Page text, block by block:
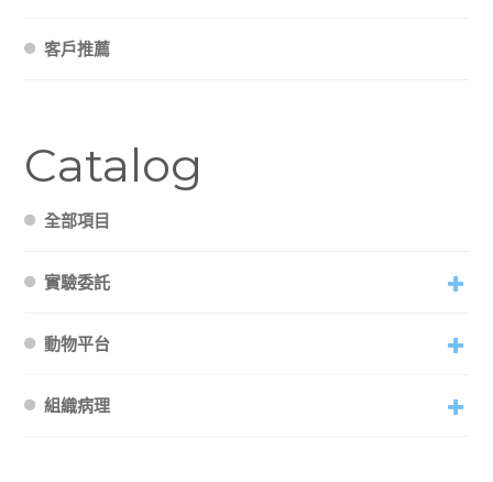
客戶推薦
Catalog
全部項目
實驗委託
動物平台
組織病理